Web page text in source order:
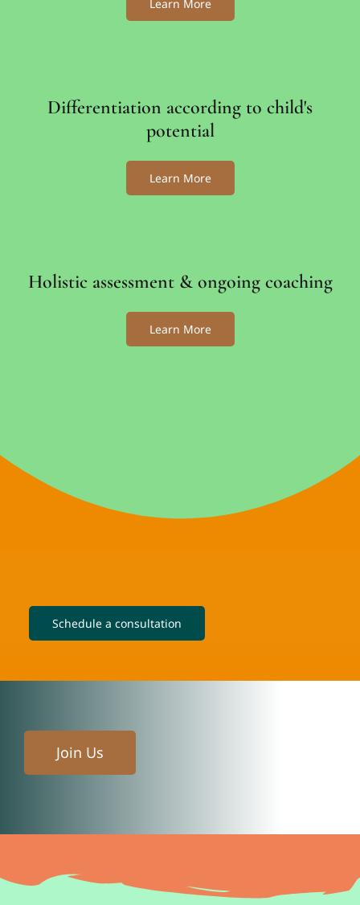
Learn More
Differentiation according to child's
potential
Learn More
Holistic assessment & ongoing coaching
Learn More
Schedule a consultation
Join Us